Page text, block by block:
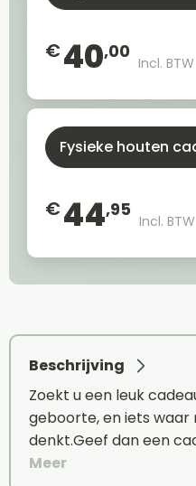
€40,00
Incl. BTW
Fysieke houten
€44,95
Incl. BTW
Beschrijving
Zoekt u een leuk
geboorte, en iets waar
denkt.Geef dan een
Meer